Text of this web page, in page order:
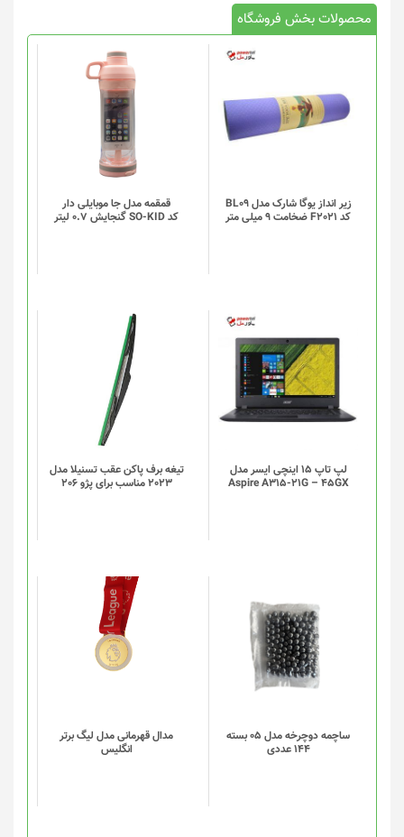
محصولات بخش فروشگاه
زیر انداز یوگا شارک مدل BL09
کد F2021 ضخامت 9 میلی متر
قمقمه مدل جا موبایلی دار
کد SO-KID گنجایش 0.7 لیتر
این
محصول
دارای
انواع
مختلفی
می
باشد.
گزینه
ها
لپ تاپ 15 اینچی ایسر مدل
Aspire A315-21G – 45GX
تیغه برف پاکن عقب تسنیلا مدل
2023 مناسب برای پژو 206
ساچمه دوچرخه مدل 05 بسته
144 عددی
این
محصول
دارای
انواع
مختلفی
گزینه
ها
مدال قهرمانی مدل لیگ برتر
انگلیس
این
محصول
دارای
انواع
گزینه
ها